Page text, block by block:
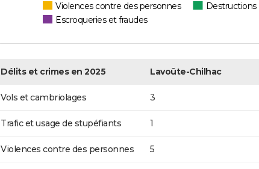
Violences contre des personnes
Escroqueries et fraudes
Délits et crimes en 2025 Lavoûte-Chilhac
Vols et cambriolages 3
Trafic et usage de stupéfiants 1
Violences contre des personnes 5